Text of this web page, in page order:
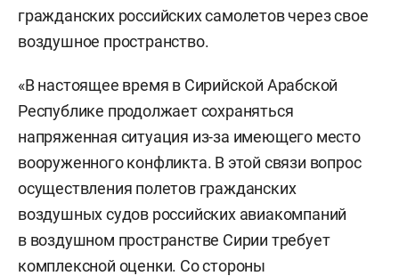
гражданских российских самолетов через свое
воздушное пространство.
«В настоящее время в Сирийской Арабской
Республике продолжает сохраняться
напряженная ситуация из-за имеющего место
вооруженного конфликта. В этой связи вопрос
осуществления полетов гражданских
воздушных судов российских авиакомпаний
в воздушном пространстве Сирии требует
комплексной оценки. Со стороны